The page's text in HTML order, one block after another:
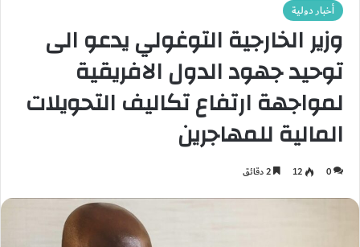
أخبار دولية
وزير الخارجية التوغولي يدعو الى
توحيد جهود الدول الافريقية
لمواجهة ارتفاع تكاليف التحويلات
المالية للمهاجرين
0
12